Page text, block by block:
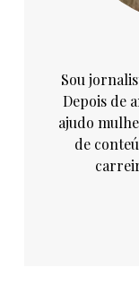
Sou
Depois de
ajudo
de